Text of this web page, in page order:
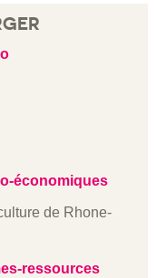
économiques
de Rhone-
ressources